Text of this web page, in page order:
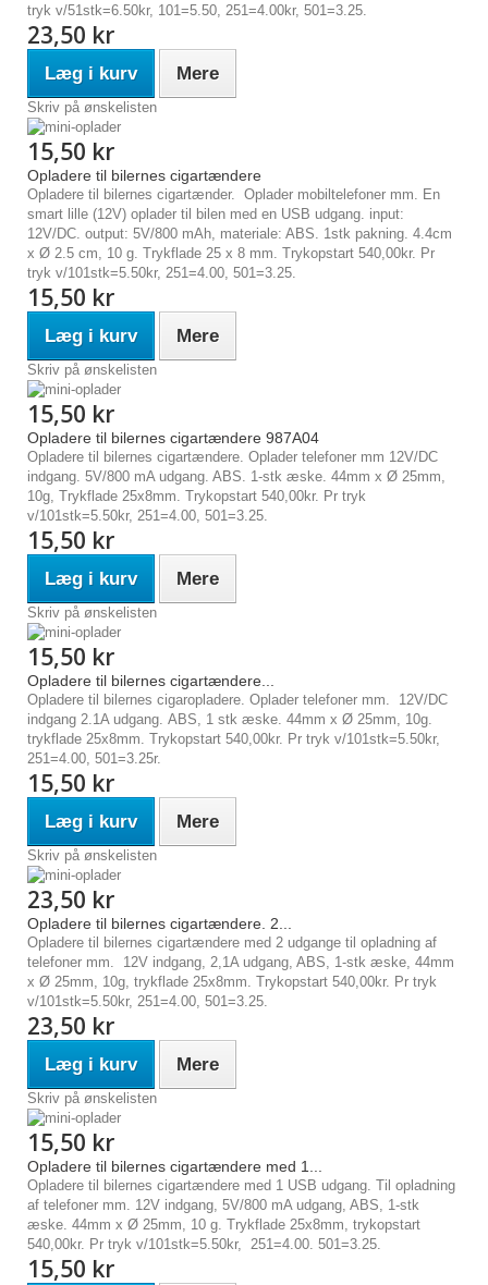
tryk v/51stk=6.50kr, 101=5.50, 251=4.00kr, 501=3.25.
23,50 kr
Læg i kurv Mere
Skriv på ønskelisten
15,50 kr
Opladere til bilernes cigartændere
Opladere til bilernes cigartænder. Oplader mobiltelefoner mm. En
smart lille (12V) oplader til bilen med en USB udgang. input:
12V/DC. output: 5V/800 mAh, materiale: ABS. 1stk pakning. 4.4cm
x Ø 2.5 cm, 10 g. Trykflade 25 x 8 mm. Trykopstart 540,00kr. Pr
tryk v/101stk=5.50kr, 251=4.00, 501=3.25.
15,50 kr
Læg i kurv Mere
Skriv på ønskelisten
15,50 kr
Opladere til bilernes cigartændere 987A04
Opladere til bilernes cigartændere. Oplader telefoner mm 12V/DC
indgang. 5V/800 mA udgang. ABS. 1-stk æske. 44mm x Ø 25mm,
10g, Trykflade 25x8mm. Trykopstart 540,00kr. Pr tryk
v/101stk=5.50kr, 251=4.00, 501=3.25.
15,50 kr
Læg i kurv Mere
Skriv på ønskelisten
15,50 kr
Opladere til bilernes cigartændere...
Opladere til bilernes cigaropladere. Oplader telefoner mm. 12V/DC
indgang 2.1A udgang. ABS, 1 stk æske. 44mm x Ø 25mm, 10g.
trykflade 25x8mm. Trykopstart 540,00kr. Pr tryk v/101stk=5.50kr,
251=4.00, 501=3.25r.
15,50 kr
Læg i kurv Mere
Skriv på ønskelisten
23,50 kr
Opladere til bilernes cigartændere. 2...
Opladere til bilernes cigartændere med 2 udgange til opladning af
telefoner mm. 12V indgang, 2,1A udgang, ABS, 1-stk æske, 44mm
x Ø 25mm, 10g, trykflade 25x8mm. Trykopstart 540,00kr. Pr tryk
v/101stk=5.50kr, 251=4.00, 501=3.25.
23,50 kr
Læg i kurv Mere
Skriv på ønskelisten
15,50 kr
Opladere til bilernes cigartændere med 1...
Opladere til bilernes cigartændere med 1 USB udgang. Til opladning
af telefoner mm. 12V indgang, 5V/800 mA udgang, ABS, 1-stk
æske. 44mm x Ø 25mm, 10 g. Trykflade 25x8mm, trykopstart
540,00kr. Pr tryk v/101stk=5.50kr, 251=4.00. 501=3.25.
15,50 kr